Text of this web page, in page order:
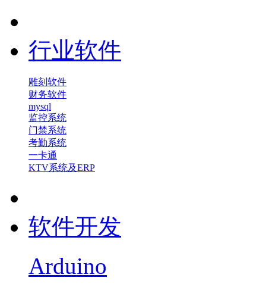
行业软件
雕刻软件
财务软件
mysql
监控系统
门禁系统
考勤系统
一卡通
KTV系统及ERP
软件开发
Arduino